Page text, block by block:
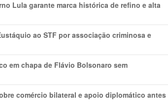
Lula garante marca histórica de refino e alta
ao STF por associação criminosa e
em chapa de Flávio Bolsonaro sem
comércio bilateral e apoio diplomático antes